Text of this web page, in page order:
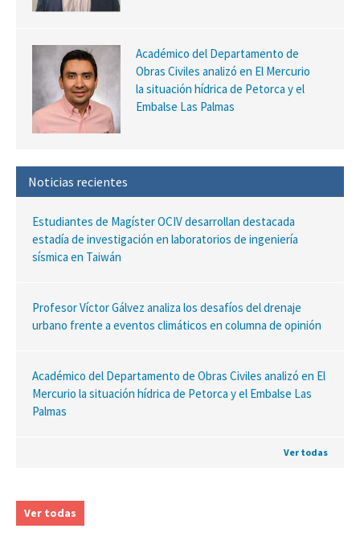
Académico del Departamento de
Obras Civiles analizó en El Mercurio
la situación hídrica de Petorca y el
Embalse Las Palmas
Noticias recientes
Estudiantes de Magíster OCIV desarrollan destacada
estadía de investigación en laboratorios de ingeniería
sísmica en Taiwán
Profesor Víctor Gálvez analiza los desafíos del drenaje
urbano frente a eventos climáticos en columna de opinión
Académico del Departamento de Obras Civiles analizó en El
Mercurio la situación hídrica de Petorca y el Embalse Las
Palmas
Ver todas
Ver todas